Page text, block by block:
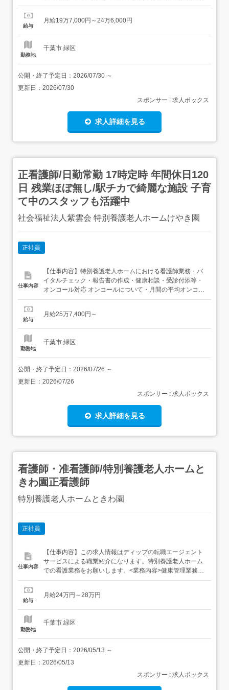
憩60分 3、月曜・火曜・水曜・木曜・金曜・土曜・祝日 遅
246,000円<全員に支給> 調整手当:10,000円...
給与
月給19万7,000円～24万6,000円
勤務地
千葉市 緑区
公開・終了予定日： 2026/07/30 ～
更新日： 2026/07/30
スポンサー : 求人ボックス
求人詳細を見る
正看護師/日勤常勤 17時定時 年間休日120
日 残業ほぼ無し/駅チカで綺麗な施設 子育
て中のスタッフも活躍中
社会福祉法人紫雲会 特別養護老人ホームけやき園
正社員
仕事内容
【仕事内容】特別養護老人ホームにおける看護師業務・バ
イタルチェック・報告書の作成・健康相談・受診付添等・
オンコール対応 オンコールについて・月間の平均オンコー
ル所持回数:10回/月・月間の平均呼び出し回数:1回～2回/月
育制度充実/早番・遅番なし/残業少なめ/日勤のみ可能/駅徒
給与
月給25万7,400円～
勤務地
千葉市 緑区
公開・終了予定日： 2026/07/26 ～
更新日： 2026/07/26
スポンサー : 求人ボックス
求人詳細を見る
看護師・准看護師/特別養護老人ホームと
きわ園正看護師
特別養護老人ホームときわ園
正社員
仕事内容
【仕事内容】この求人情報はディップの転職エージェント
サービスによる職業紹介になります。特別養護老人ホーム
での看護業務をお願いします。<業務内容>健康管理業務全
般介護施設のご利用者様のお名前を覚えることが最初のお
良い日はお散歩に行ったり等しています。ご利用者様に寄
給与
月給24万円～28万円
勤務地
千葉市 緑区
公開・終了予定日： 2026/05/13 ～
更新日： 2026/05/13
スポンサー : 求人ボックス